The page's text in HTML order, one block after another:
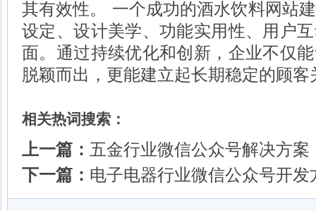
其有效性。 一个成功的酒水饮料网站
设定、设计美学、功能实用性、用户
面。通过持续优化和创新，企业不仅
脱颖而出，更能建立起长期稳定的顾客
相关热词搜索：
上一篇： 五金行业微信公众号解决方案
下一篇： 电子电器行业微信公众号开发